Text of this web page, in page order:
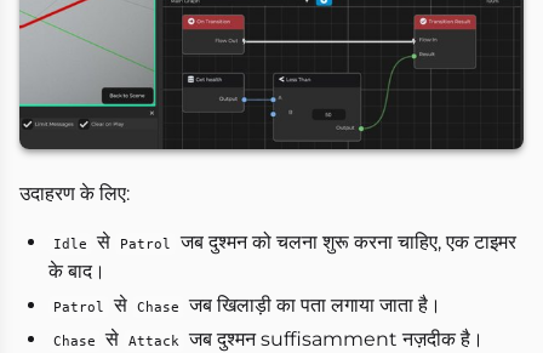
उदाहरण के लिए:
Idle से Patrol जब दुश्मन को चलना शुरू करना चाहिए, एक टाइमर
के बाद।
Patrol से Chase जब खिलाड़ी का पता लगाया जाता है।
Chase से Attack जब दुश्मन suffisamment नज़दीक है।